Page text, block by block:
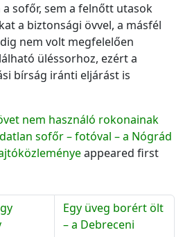
sofőr, sem a felnőtt utasok
a biztonsági övvel, a másfél
nem volt megfelelően
üléssorhoz, ezért a
bírság iránti eljárást is
nem használó rokonainak
sofőr – fotóval – a Nógrád
appeared first
Egy üveg borért ölt
– a Debreceni